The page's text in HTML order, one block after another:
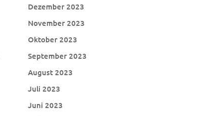
Dezember 2023
November 2023
Oktober 2023
September 2023
August 2023
Juli 2023
Juni 2023